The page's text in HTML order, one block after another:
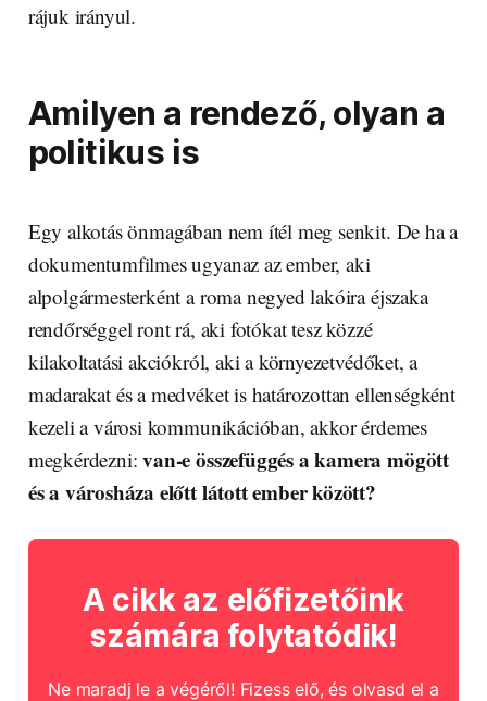
rájuk irányul.
Amilyen a rendező, olyan a
politikus is
Egy alkotás önmagában nem ítél meg senkit. De ha a
dokumentumfilmes ugyanaz az ember, aki
alpolgármesterként a roma negyed lakóira éjszaka
rendőrséggel ront rá, aki fotókat tesz közzé
kilakoltatási akciókról, aki a környezetvédőket, a
madarakat és a medvéket is határozottan ellenségként
kezeli a városi kommunikációban, akkor érdemes
megkérdezni:van-e összefüggés a kamera mögött
és a városháza előtt látott ember között?
A cikk az előfizetőink
számára folytatódik!
Ne maradj le a végéről! Fizess elő, és olvasd el a